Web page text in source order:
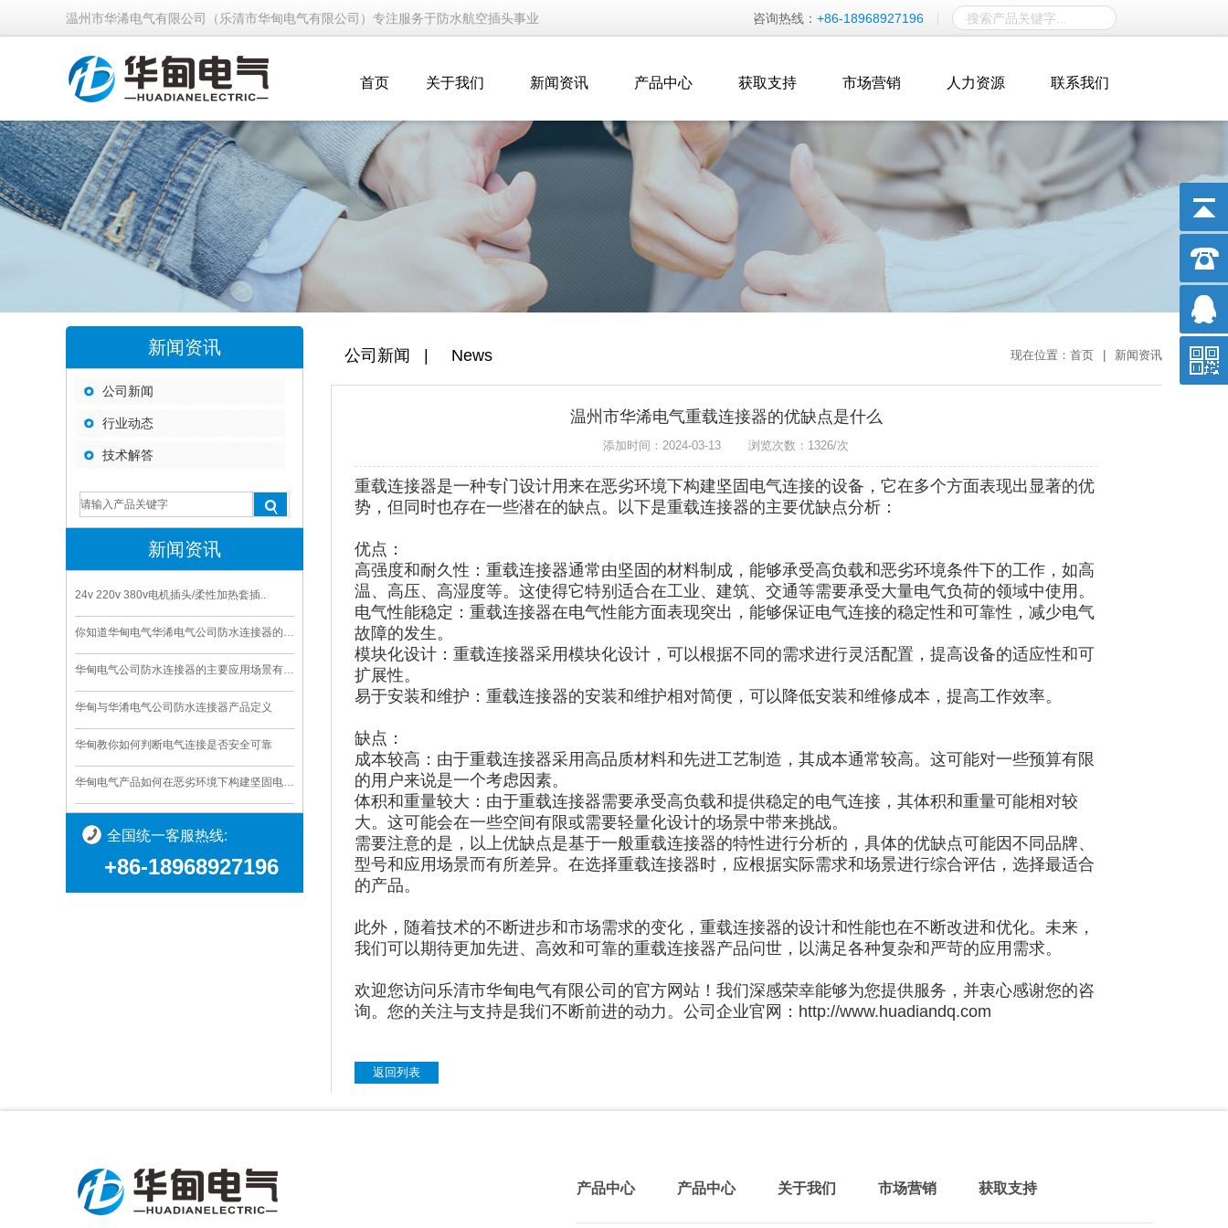
温州市华浠电气有限公司（乐清市华甸电气有限公司）专注服务于防水航空插头事业 咨询热线： +86-18968927196
首页 关于我们 新闻资讯 产品中心 获取支持 市场营销 人力资源 联系我们
新闻资讯
公司新闻
行业动态
技术解答
新闻资讯
24v 220v 380v电机插头/柔性加热套插..
你知道华甸电气华浠电气公司防水连接器的寿命是多久
华甸电气公司防水连接器的主要应用场景有哪些
华甸与华淆电气公司防水连接器产品定义
华甸教你如何判断电气连接是否安全可靠
华甸电气产品如何在恶劣环境下构建坚固电气连接
全国统一客服热线:
+86-18968927196
公司新闻 News 现在位置： 首页 新闻资讯
温州市华浠电气重载连接器的优缺点是什么
添加时间：2024-03-13 浏览次数：1326/次
重载连接器是一种专门设计用来在恶劣环境下构建坚固电气连接的设备，它在多个方面表现出显著的优
势，但同时也存在一些潜在的缺点。以下是重载连接器的主要优缺点分析：
优点：
高强度和耐久性：重载连接器通常由坚固的材料制成，能够承受高负载和恶劣环境条件下的工作，如高
温、高压、高湿度等。这使得它特别适合在工业、建筑、交通等需要承受大量电气负荷的领域中使用。
电气性能稳定：重载连接器在电气性能方面表现突出，能够保证电气连接的稳定性和可靠性，减少电气
故障的发生。
模块化设计：重载连接器采用模块化设计，可以根据不同的需求进行灵活配置，提高设备的适应性和可
扩展性。
易于安装和维护：重载连接器的安装和维护相对简便，可以降低安装和维修成本，提高工作效率。
缺点：
成本较高：由于重载连接器采用高品质材料和先进工艺制造，其成本通常较高。这可能对一些预算有限
的用户来说是一个考虑因素。
体积和重量较大：由于重载连接器需要承受高负载和提供稳定的电气连接，其体积和重量可能相对较
大。这可能会在一些空间有限或需要轻量化设计的场景中带来挑战。
需要注意的是，以上优缺点是基于一般重载连接器的特性进行分析的，具体的优缺点可能因不同品牌、
型号和应用场景而有所差异。在选择重载连接器时，应根据实际需求和场景进行综合评估，选择最适合
的产品。
此外，随着技术的不断进步和市场需求的变化，重载连接器的设计和性能也在不断改进和优化。未来，
我们可以期待更加先进、高效和可靠的重载连接器产品问世，以满足各种复杂和严苛的应用需求。
欢迎您访问乐清市华甸电气有限公司的官方网站！我们深感荣幸能够为您提供服务，并衷心感谢您的咨
询。您的关注与支持是我们不断前进的动力。公司企业官网：http://www.huadiandq.com
返回列表
产品中心 产品中心 关于我们 市场营销 获取支持